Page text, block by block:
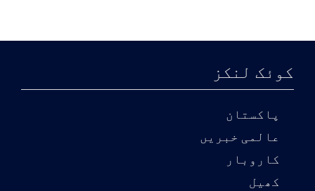
کوئک لنکز
پاکستان
عالمی خبریں
کاروبار
کھیل